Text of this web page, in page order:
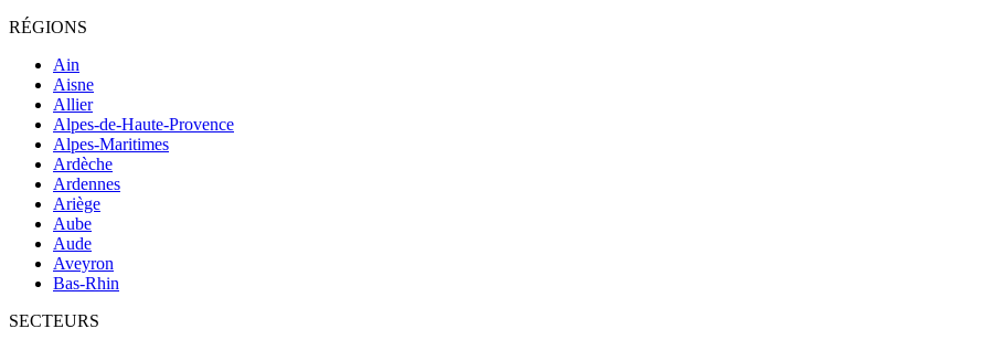
RÉGIONS
Ain
Aisne
Allier
Alpes-de-Haute-Provence
Alpes-Maritimes
Ardèche
Ardennes
Ariège
Aube
Aude
Aveyron
Bas-Rhin
SECTEURS